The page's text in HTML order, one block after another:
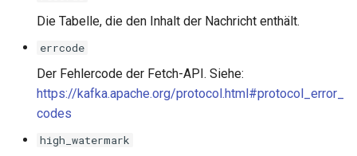
Die Tabelle, die den Inhalt der Nachricht enthält.
errcode
Der Fehlercode der Fetch-API. Siehe:
https://kafka.apache.org/protocol.html#protocol_error_
codes
high_watermark